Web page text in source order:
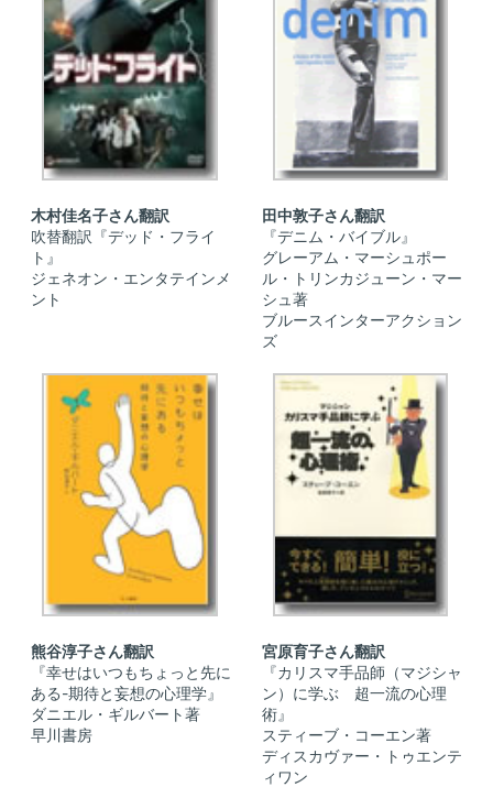
木村佳名子さん翻訳
吹替翻訳『デッド・フライ
ト』
ジェネオン・エンタテインメ
ント
田中敦子さん翻訳
『デニム・バイブル』
グレーアム・マーシュポー
ル・トリンカジューン・マー
シュ著
ブルースインターアクション
ズ
熊谷淳子さん翻訳
『幸せはいつもちょっと先に
ある-期待と妄想の心理学』
ダニエル・ギルバート著
早川書房
宮原育子さん翻訳
『カリスマ手品師（マジシャ
ン）に学ぶ 超一流の心理
術』
スティーブ・コーエン著
ディスカヴァー・トゥエンテ
ィワン